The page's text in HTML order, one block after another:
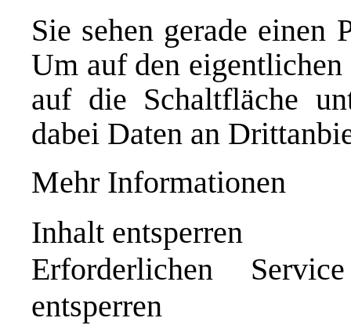
Sie sehen gerade
Um auf den
auf die Schaltfläche
dabei Daten an
Mehr Informationen
Inhalt entsperren
Erforderlichen
entsperren